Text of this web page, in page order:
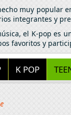
muy popular
integrantes y
el K-pop es
favoritos y
K POP